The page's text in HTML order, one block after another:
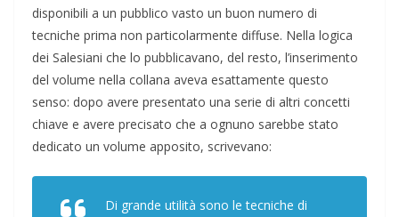
disponibili a un pubblico vasto un buon numero di
tecniche prima non particolarmente diffuse. Nella logica
dei Salesiani che lo pubblicavano, del resto, l’inserimento
del volume nella collana aveva esattamente questo
senso: dopo avere presentato una serie di altri concetti
chiave e avere precisato che a ognuno sarebbe stato
dedicato un volume apposito, scrivevano:
Di grande utilità sono le tecniche di